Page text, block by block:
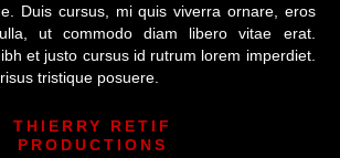
Duis cursus, mi quis viverra ornare, eros
ut commodo diam libero vitae erat.
et justo cursus id rutrum lorem imperdiet.
tristique posuere.
THIERRY RETIF
PRODUCTIONS